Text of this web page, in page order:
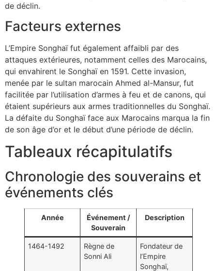
de déclin.
Facteurs externes
L’Empire Songhaï fut également affaibli par des
attaques extérieures, notamment celles des Marocains,
qui envahirent le Songhaï en 1591. Cette invasion,
menée par le sultan marocain Ahmed al-Mansur, fut
facilitée par l’utilisation d’armes à feu et de canons, qui
étaient supérieurs aux armes traditionnelles du Songhaï.
La défaite du Songhaï face aux Marocains marqua la fin
de son âge d’or et le début d’une période de déclin.
Tableaux récapitulatifs
Chronologie des souverains et
événements clés
Année
Événement /
Souverain
Description
1464-1492
Règne de
Sonni Ali
Fondateur de
l’Empire
Songhaï,